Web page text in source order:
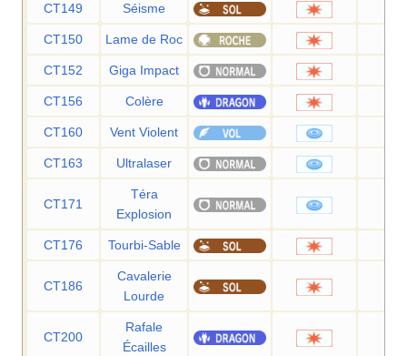
CT149 Séisme
CT150 Lame de Roc
CT152 Giga Impact
CT156 Colère
CT160 Vent Violent
CT163 Ultralaser
CT171
Téra
Explosion
CT176 Tourbi-Sable
CT186
Cavalerie
Lourde
CT200
Rafale
Écailles